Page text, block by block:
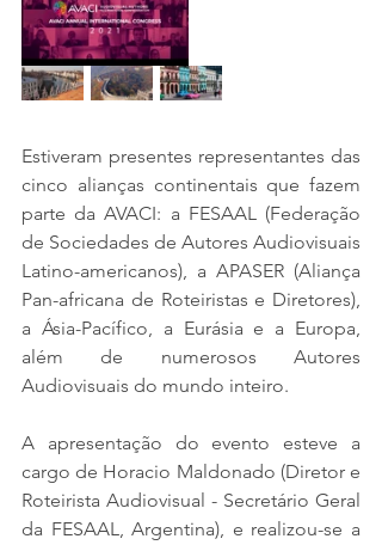
Estiveram presentes representantes das
cinco alianças continentais que fazem
parte da AVACI: a FESAAL (Federação
de Sociedades de Autores Audiovisuais
Latino-americanos), a APASER (Aliança
Pan-africana de Roteiristas e Diretores),
a Ásia-Pacífico, a Eurásia e a Europa,
além de numerosos Autores
Audiovisuais do mundo inteiro.
A apresentação do evento esteve a
cargo de Horacio Maldonado (Diretor e
Roteirista Audiovisual - Secretário Geral
da FESAAL, Argentina), e realizou-se a